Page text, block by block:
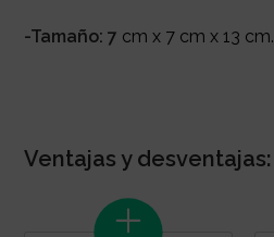
-Tamaño: 7 cm x 7 cm x 13 cm.
Ventajas y desventajas: